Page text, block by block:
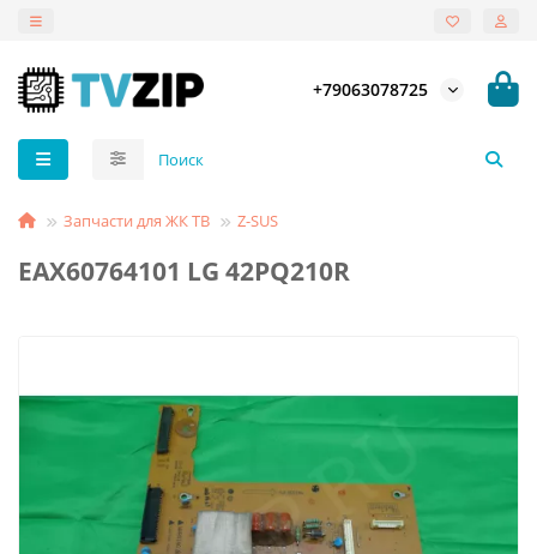
+79063078725
Запчасти для ЖК ТВ Z-SUS
EAX60764101 LG 42PQ210R